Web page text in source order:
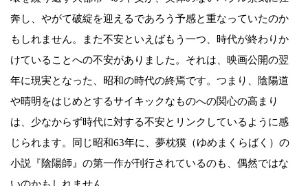
奔し、やがて破綻を迎えるであろう予感と重なっていたのか
もしれません。また不安といえばもう一つ、時代が終わりか
けていることへの不安がありました。それは、映画公開の翌
年に現実となった、昭和の時代の終焉です。つまり、陰陽道
や晴明をはじめとするサイキックなものへの関心の高まり
は、少なからず時代に対する不安とリンクしているように感
じられます。同じ昭和63年に、夢枕獏（ゆめまくらばく）の
小説『陰陽師』の第一作が刊行されているのも、偶然ではな
いのかもしれません。